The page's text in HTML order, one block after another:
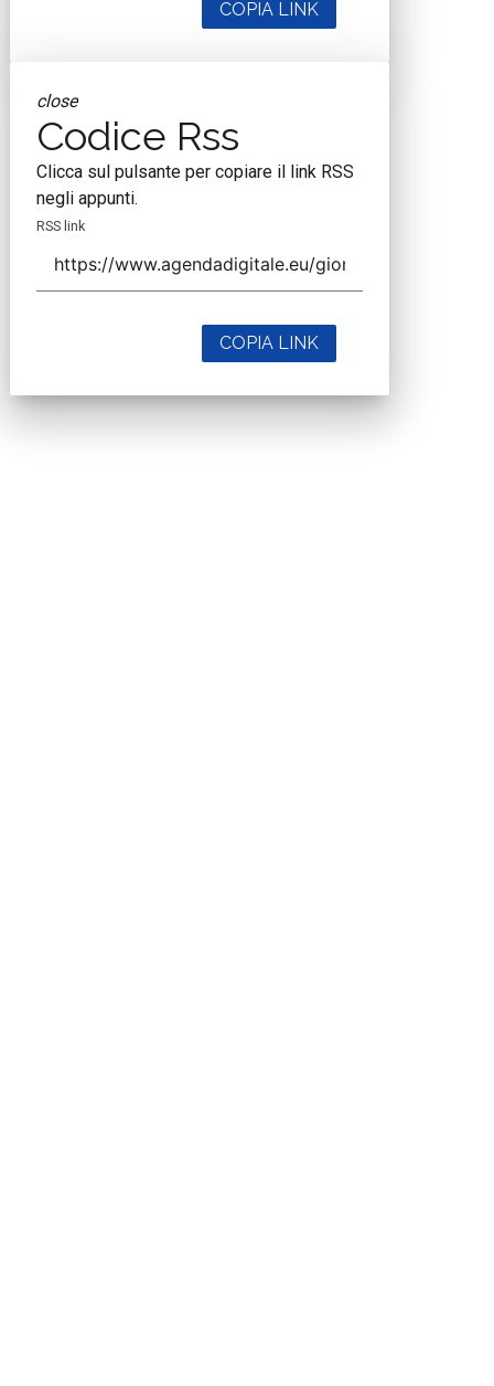
COPIA LINK
close
Codice Rss
Clicca sul pulsante per copiare il link RSS
negli appunti.
RSS link
COPIA LINK